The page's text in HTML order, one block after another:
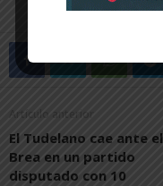
Artículo anterior
El Tudelano cae ante el
Brea en un partido
disputado con 10